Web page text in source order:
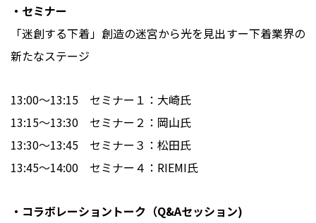
・セミナー
「迷創する下着」創造の迷宮から光を見出すー下着業界の
新たなステージ
13:00～13:15 セミナー１：大崎氏
13:15～13:30 セミナー２：岡山氏
13:30～13:45 セミナー３：松田氏
13:45～14:00 セミナー４：RIEMI氏
・コラボレーショントーク（Q&Aセッション)